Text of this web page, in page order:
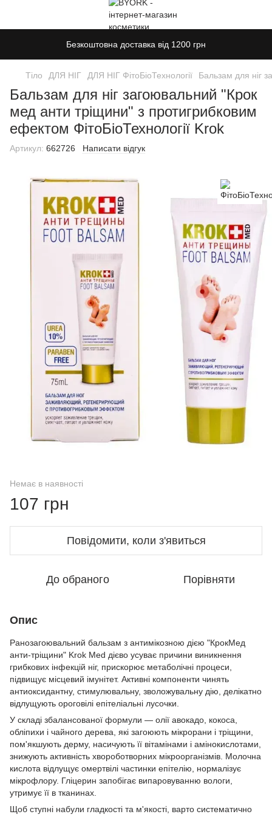
Безкоштовна доставка від 1200 грн
Тіло ДЛЯ НІГ ДЛЯ НІГ ФітоБіоТехнології Бальзам для ніг
Бальзам для ніг загоювальний "Крок
мед анти тріщини" з протигрибковим
ефектом ФітоБіоТехнології Krok
Артикул: 662726 Написати відгук
Немає в наявності
107 грн
Повідомити, коли з'явиться
До обраного Порівняти
Опис
Ранозагоювальний бальзам з антимікозною дією "КрокМед
анти-тріщини" Krok Med дієво усуває причини виникнення
грибкових інфекцій ніг, прискорює метаболічні процеси,
підвищує місцевий імунітет. Активні компоненти чинять
антиоксидантну, стимулювальну, зволожувальну дію, делікатно
відлущують ороговілі епітеліальні лусочки.
У складі збалансованої формули — олії авокадо, кокоса,
обліпихи і чайного дерева, які загоюють мікрорани і тріщини,
пом'якшують дерму, насичують її вітамінами і амінокислотами,
знижують активність хвороботворних мікроорганізмів. Молочна
кислота відлущує омертвілі частинки епітелію, нормалізує
мікрофлору. Гліцерин запобігає випаровуванню вологи,
утримує її в тканинах.
Щоб ступні набули гладкості та м'якості, варто систематично